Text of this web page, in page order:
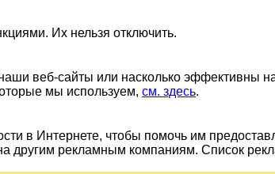
Их нельзя отключить.
веб-сайты или насколько эффективны
мы используем, см. здесь.
в Интернете, чтобы помочь им
другим рекламным компаниям. Список